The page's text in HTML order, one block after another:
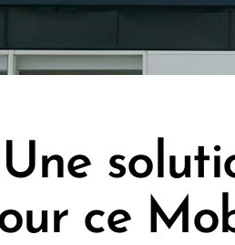
Une
ce